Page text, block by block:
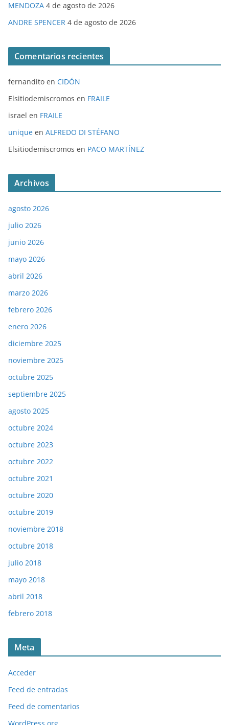
MENDOZA 4 de agosto de 2026
ANDRE SPENCER 4 de agosto de 2026
Comentarios recientes
fernandito en CIDÓN
Elsitiodemiscromos en FRAILE
israel en FRAILE
unique en ALFREDO DI STÉFANO
Elsitiodemiscromos en PACO MARTÍNEZ
Archivos
agosto 2026
julio 2026
junio 2026
mayo 2026
abril 2026
marzo 2026
febrero 2026
enero 2026
diciembre 2025
noviembre 2025
octubre 2025
septiembre 2025
agosto 2025
octubre 2024
octubre 2023
octubre 2022
octubre 2021
octubre 2020
octubre 2019
noviembre 2018
octubre 2018
julio 2018
mayo 2018
abril 2018
febrero 2018
Meta
Acceder
Feed de entradas
Feed de comentarios